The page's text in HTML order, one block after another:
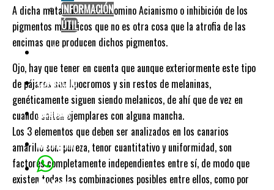
INFORMACIÓN
ÚTIL
CATÁLOGOS
CONTACTO
facebook
Instagram
whatsapp
A dicha mutación se la denomino Acianismo o inhibición de los
pigmentos melanicos que no es otra cosa que la atrofia de las
encimas que producen dichos pigmentos.
Ojo, hay que tener en cuenta que aunque exteriormente este tipo
de pájaros son lipocromos y sin restos de melaninas,
genéticamente siguen siendo melanicos, de ahí que de vez en
cuando salten ejemplares con alguna mancha.
Los 3 elementos que deben ser analizados en los canarios
amarillo son: pureza, tenor cuantitativo y uniformidad, son
factores completamente independientes entre sí, de modo que
existen todas las combinaciones posibles entre ellos, como por